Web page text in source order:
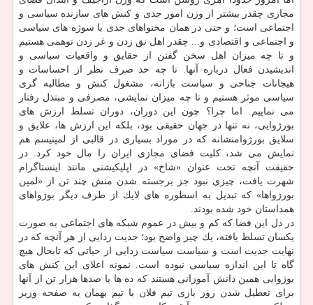
مجازی چقدر بیشتر از وزن امور جدی و كنش های سازنده سیاسی و
اجتماعی است؛ و حتی در همان محتواهای جدی با سوژه های سیاسی
و اجتماعی و اقتصادی و... چقدر اهل نق زدن و غر زدن توهمی هستیم
و تا چه میزان اهل سخن گفتن از حقایق و واقعیات سیاسی و
اندیشیدن فعال درباره آنها. تا چه حد صرف نظر از احساسات و
هیجانات جناحی و سیاست بازانه، مشغول كنش و مطالبه گری
سیاسی موثر هستیم و تا چه میزان نمایشی، مصرفی و مبتذل رفتار
می نماییم. اما چرا؟ چون این دوران، دوران تسلط ارزش های
بورژوایی، نه تنها در جهان حقیقی بود، بلكه این ارزش ها، علایق و
سلایق بورژوامنشانه كه در موراد بسیاری در قالبی از لمپنیسم هم
نمایش می شد، كلیت فضای مجازی ایران را مال خود كرد. در
حقیقت آنچه تحت عنوان «شاخ» در اپلیكیشنی مانند اینستاگرام
شهرت یافت، چیزی نبود جز برجسته شدن منش چند تن از «لمپن
بورژواها» كه تبدیل به اسطوره های لایك از طرف دیگر بوژواهای
همداستان خود شده بودند.
در دل این فضا كه كم و بیش در عموم شبكه های اجتماعی به صورت
یكسان تسلط یافته، یك چیز واضح بود؛ جدیت زدایی از هر آنچه كه در
نهایت جدیت است و سیاست سیاست زدایی از حیاتی كه تابحال هیچ
گاه تا این اندازه سیاسی نبوده است. نمونه اعلای این كنش های
بوژوایی همین دانش آموزانی هستند كه ده ها یا صدها هزار تن از آنها
برای تعطیل شدن روز بازی تیم فلان با تیم بهمان به صفحه وزیر